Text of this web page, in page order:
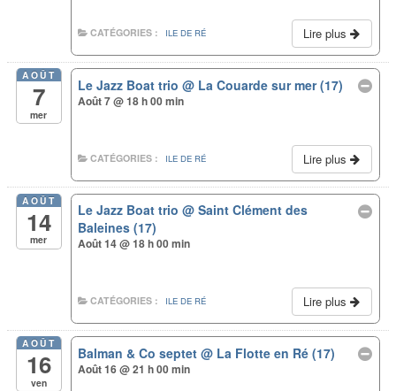
Lire plus
CATÉGORIES : ILE DE RÉ
AOÛT
7
mer
Le Jazz Boat trio@ La Couarde sur mer (17)
Août 7 @ 18 h 00 min
Lire plus
CATÉGORIES : ILE DE RÉ
AOÛT
14
mer
Le Jazz Boat trio@ Saint Clément des
Baleines (17)
Août 14 @ 18 h 00 min
Lire plus
CATÉGORIES : ILE DE RÉ
AOÛT
16
ven
Balman & Co septet@ La Flotte en Ré (17)
Août 16 @ 21 h 00 min